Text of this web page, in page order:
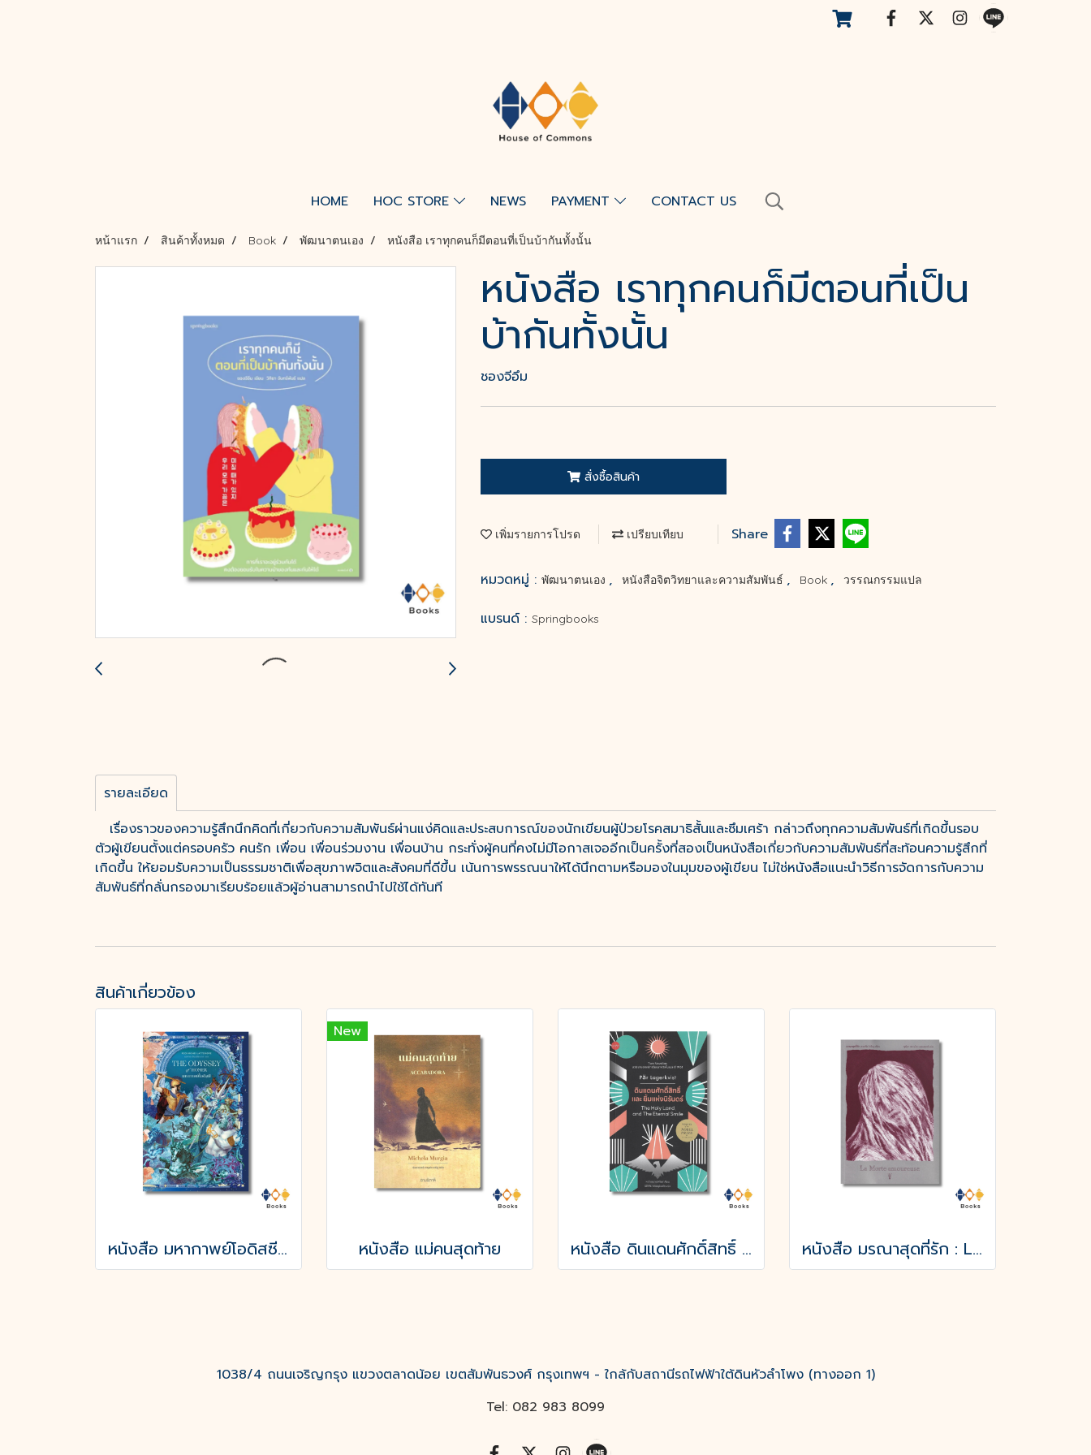
HOME HOC STORE NEWS PAYMENT CONTACT US
หน้าแรก สินค้าทั้งหมด Book พัฒนาตนเอง หนังสือ เราทุกคนก็มีตอนที่เป็นบ้ากันทั้งนั้น
หนังสือ เราทุกคนก็มีตอนที่เป็น
บ้ากันทั้งนั้น
ชองจีอึม
สั่งซื้อสินค้า
เพิ่มรายการโปรด เปรียบเทียบ Share
หมวดหมู่ : พัฒนาตนเอง , หนังสือจิตวิทยาและความสัมพันธ์ , Book , วรรณกรรมแปล
แบรนด์ : Springbooks
รายละเอียด
เรื่องราวของความรู้สึกนึกคิดที่เกี่ยวกับความสัมพันธ์ผ่านแง่คิดและประสบการณ์ของนักเขียนผู้ป่วยโรคสมาธิสั้นและซึมเศร้า กล่าวถึงทุกความสัมพันธ์ที่เกิดขึ้นรอบ
ตัวผู้เขียนตั้งแต่ครอบครัว คนรัก เพื่อน เพื่อนร่วมงาน เพื่อนบ้าน กระทั่งผู้คนที่คงไม่มีโอกาสเจออีกเป็นครั้งที่สองเป็นหนังสือเกี่ยวกับความสัมพันธ์ที่สะท้อนความรู้สึกที่
เกิดขึ้น ให้ยอมรับความเป็นธรรมชาติเพื่อสุขภาพจิตและสังคมที่ดีขึ้น เน้นการพรรณนาให้ได้นึกตามหรือมองในมุมของผู้เขียน ไม่ใช่หนังสือแนะนำวิธีการจัดการกับความ
สัมพันธ์ที่กลั่นกรองมาเรียบร้อยแล้วผู้อ่านสามารถนำไปใช้ได้ทันที
สินค้าเกี่ยวข้อง
หนังสือ มหากาพย์โอดิสซี (The Odyssey of Homer)
New
หนังสือ แม่คนสุดท้าย หนังสือ ดินแดนศักดิ์สิทธิ์ และ ยิ้มแห่งนิรันดร์ หนังสือ มรณาสุดที่รัก : La Morte amoureuse
1038/4 ถนนเจริญกรุง แขวงตลาดน้อย เขตสัมพันธวงศ์ กรุงเทพฯ - ใกล้กับสถานีรถไฟฟ้าใต้ดินหัวลำโพง (ทางออก 1)
Tel: 082 983 8099